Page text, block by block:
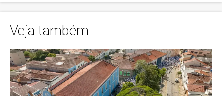
Veja também